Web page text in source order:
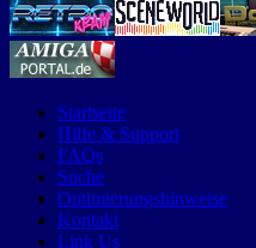
Startseite
Hilfe & Support
FAQs
Suche
Optimierungshinweise
Kontakt
Link Us